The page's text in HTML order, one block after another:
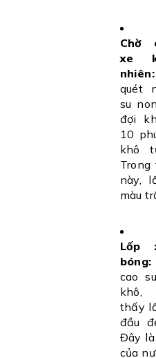
Chờ
xe
nhiên:
quét
su
đợi
10
khô
Trong
này,
màu
Lốp
bóng:
cao
khô,
thấy
đầu
Đây là
của